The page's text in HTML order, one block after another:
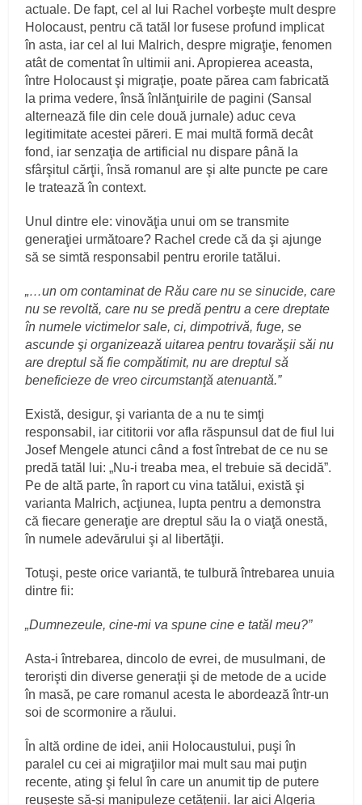
actuale. De fapt, cel al lui Rachel vorbeşte mult despre
Holocaust, pentru că tatăl lor fusese profund implicat
în asta, iar cel al lui Malrich, despre migraţie, fenomen
atât de comentat în ultimii ani. Apropierea aceasta,
între Holocaust şi migraţie, poate părea cam fabricată
la prima vedere, însă înlănţuirile de pagini (Sansal
alternează file din cele două jurnale) aduc ceva
legitimitate acestei păreri. E mai multă formă decât
fond, iar senzaţia de artificial nu dispare până la
sfârşitul cărţii, însă romanul are şi alte puncte pe care
le tratează în context.
Unul dintre ele: vinovăţia unui om se transmite
generaţiei următoare? Rachel crede că da şi ajunge
să se simtă responsabil pentru erorile tatălui.
„…un om contaminat de Rău care nu se sinucide, care
nu se revoltă, care nu se predă pentru a cere dreptate
în numele victimelor sale, ci, dimpotrivă, fuge, se
ascunde şi organizează uitarea pentru tovarăşii săi nu
are dreptul să fie compătimit, nu are dreptul să
beneficieze de vreo circumstanţă atenuantă.”
Există, desigur, şi varianta de a nu te simţi
responsabil, iar cititorii vor afla răspunsul dat de fiul lui
Josef Mengele atunci când a fost întrebat de ce nu se
predă tatăl lui: „Nu-i treaba mea, el trebuie să decidă”.
Pe de altă parte, în raport cu vina tatălui, există şi
varianta Malrich, acţiunea, lupta pentru a demonstra
că fiecare generaţie are dreptul său la o viaţă onestă,
în numele adevărului şi al libertăţii.
Totuşi, peste orice variantă, te tulbură întrebarea unuia
dintre fii:
„Dumnezeule, cine-mi va spune cine e tatăl meu?”
Asta-i întrebarea, dincolo de evrei, de musulmani, de
terorişti din diverse generaţii şi de metode de a ucide
în masă, pe care romanul acesta le abordează într-un
soi de scormonire a răului.
În altă ordine de idei, anii Holocaustului, puşi în
paralel cu cei ai migraţiilor mai mult sau mai puţin
recente, ating şi felul în care un anumit tip de putere
reuşeşte să-şi manipuleze cetăţenii. Iar aici Algeria